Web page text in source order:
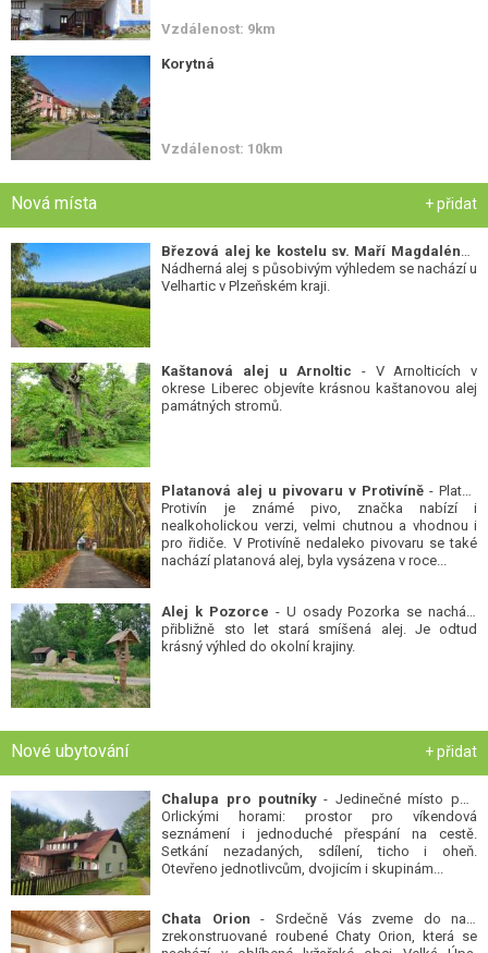
Vzdálenost: 9km
Korytná
Vzdálenost: 10km
Nová místa + přidat
Nádherná alej s působivým výhledem se nachází u
Velhartic v Plzeňském kraji.
Kaštanová alej u Arnoltic - V Arnolticích v
okrese Liberec objevíte krásnou kaštanovou alej
památných stromů.
Platanová alej u pivovaru v Protivíně - Platan
Protivín je známé pivo, značka nabízí i
nealkoholickou verzi, velmi chutnou a vhodnou i
pro řidiče. V Protivíně nedaleko pivovaru se také
nachází platanová alej, byla vysázena v roce...
Alej k Pozorce - U osady Pozorka se nachází
přibližně sto let stará smíšená alej. Je odtud
krásný výhled do okolní krajiny.
Nové ubytování + přidat
Chalupa pro poutníky- Jedinečné místo pod
Orlickými horami: prostor pro víkendová
seznámení i jednoduché přespání na cestě.
Setkání nezadaných, sdílení, ticho i oheň.
Otevřeno jednotlivcům, dvojicím i skupinám...
Chata Orion - Srdečně Vás zveme do naší
zrekonstruované roubené Chaty Orion, která se